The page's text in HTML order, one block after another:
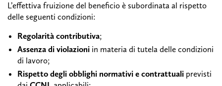
L’effettiva fruizione del beneficio è subordinata al rispetto
delle seguenti condizioni:
Regolarità contributiva;
Assenza di violazioni in materia di tutela delle condizioni
di lavoro;
Rispetto degli obblighi normativi e contrattuali previsti